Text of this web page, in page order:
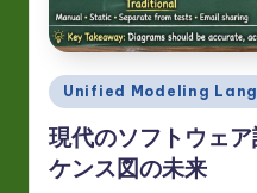
Posted
Unified Modeling
現代のソフトウェ
ケンス図の未来